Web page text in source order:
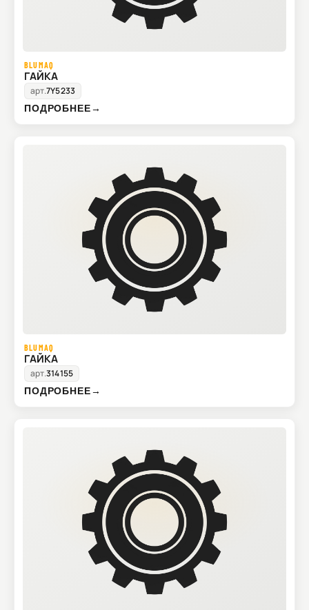
BLUMAQ
ГАЙКА
арт.7Y5233
ПОДРОБНЕЕ→
BLUMAQ
ГАЙКА
арт.314155
ПОДРОБНЕЕ→